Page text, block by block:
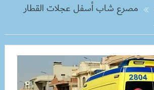
مصرع شاب أسفل عجلات القطار